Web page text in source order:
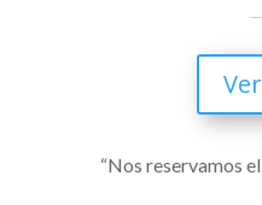
“Nos reservamos